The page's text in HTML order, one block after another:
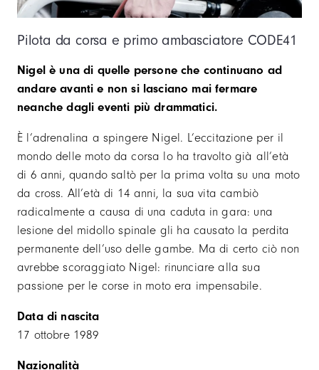
Pilota da corsa e primo ambasciatore CODE41
Nigel è una di quelle persone che continuano ad
andare avanti e non si lasciano mai fermare
neanche dagli eventi più drammatici.
È l’adrenalina a spingere Nigel. L’eccitazione per il
mondo delle moto da corsa lo ha travolto già all’età
di 6 anni, quando saltò per la prima volta su una moto
da cross. All’età di 14 anni, la sua vita cambiò
radicalmente a causa di una caduta in gara: una
lesione del midollo spinale gli ha causato la perdita
permanente dell’uso delle gambe. Ma di certo ciò non
avrebbe scoraggiato Nigel: rinunciare alla sua
passione per le corse in moto era impensabile.
Data di nascita
17 ottobre 1989
Nazionalità